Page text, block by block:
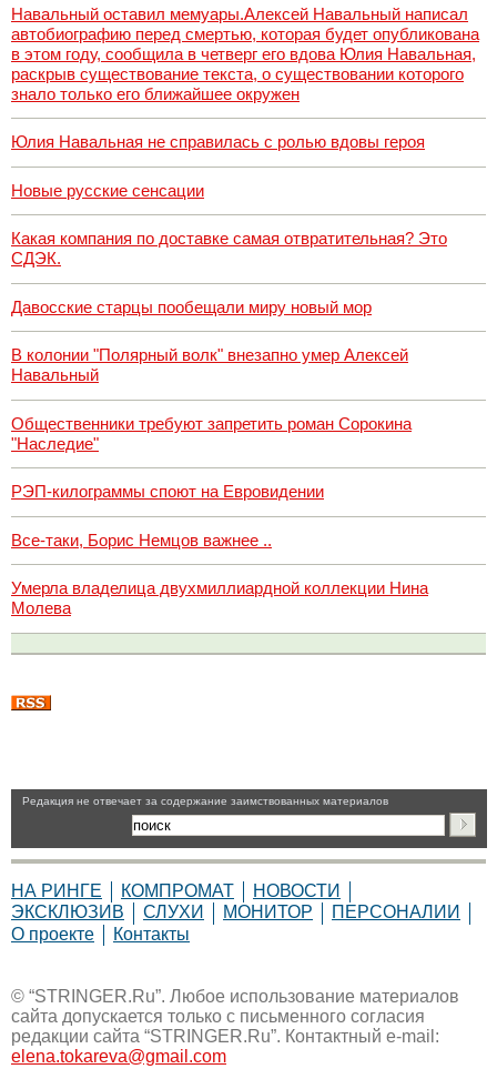
Навальный оставил мемуары.Алексей Навальный написал
автобиографию перед смертью, которая будет опубликована
в этом году, сообщила в четверг его вдова Юлия Навальная,
раскрыв существование текста, о существовании которого
знало только его ближайшее окружен
Юлия Навальная не справилась с ролью вдовы героя
Новые русские сенсации
Какая компания по доставке самая отвратительная? Это
СДЭК.
Давосские старцы пообещали миру новый мор
В колонии "Полярный волк" внезапно умер Алексей
Навальный
Общественники требуют запретить роман Сорокина
"Наследие"
РЭП-килограммы споют на Евровидении
Все-таки, Борис Немцов важнее ..
Умерла владелица двухмиллиардной коллекции Нина
Молева
Pедакция не отвечает за содержание заимствованных материалов
НА РИНГЕ КОМПРОМАТ
НОВОСТИ
ЭКСКЛЮЗИВ
СЛУХИ МОНИТОР
ПЕРСОНАЛИИ
О проекте
Контакты
© “STRINGER.Ru”. Любое использование материалов
сайта допускается только с письменного согласия
редакции сайта “STRINGER.Ru”. Контактный e-mail:
elena.tokareva@gmail.com